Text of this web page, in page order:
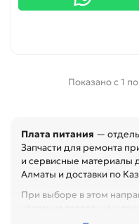
Показано с 1
Плата питания —
Запчасти для ремонта
и сервисные материалы
Алматы и доставки по
При выборе в этом